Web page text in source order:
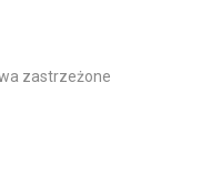
zastrzeżone